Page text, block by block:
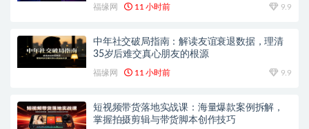
福缘网 11 小时前 9.9
中年社交破局指南：解读友谊衰退数据，理清
35岁后难交真心朋友的根源
福缘网 11 小时前 9.9
短视频带货落地实战课：海量爆款案例拆解，
掌握拍摄剪辑与带货脚本创作技巧